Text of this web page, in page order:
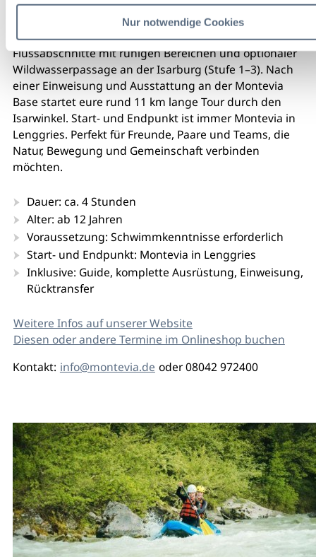
Nur notwendige Cookies
München und entdeckt die beeindruckende
Voralpenlandschaft aus einer neuen Perspektive. In
kleinen Teams paddelt ihr durch abwechslungsreiche
Flussabschnitte mit ruhigen Bereichen und optionaler
Wildwasserpassage an der Isarburg (Stufe 1–3). Nach
einer Einweisung und Ausstattung an der Montevia
Base startet eure rund 11 km lange Tour durch den
Isarwinkel. Start- und Endpunkt ist immer Montevia in
Lenggries. Perfekt für Freunde, Paare und Teams, die
Natur, Bewegung und Gemeinschaft verbinden
möchten.
Dauer: ca. 4 Stunden
Alter: ab 12 Jahren
Voraussetzung: Schwimmkenntnisse erforderlich
Start- und Endpunkt: Montevia in Lenggries
Inklusive: Guide, komplette Ausrüstung, Einweisung,
Rücktransfer
Weitere Infos auf unserer Website
Diesen oder andere Termine im Onlineshop buchen
Kontakt: info@montevia.de oder 08042 972400